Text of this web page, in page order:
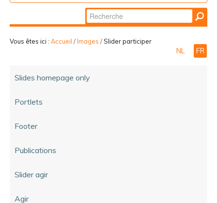
Chercher par
Recherche
avancée…
Vous êtes ici : Accueil /Images /Slider participer
NL FR
Slides homepage only
Portlets
Footer
Publications
Slider agir
Agir